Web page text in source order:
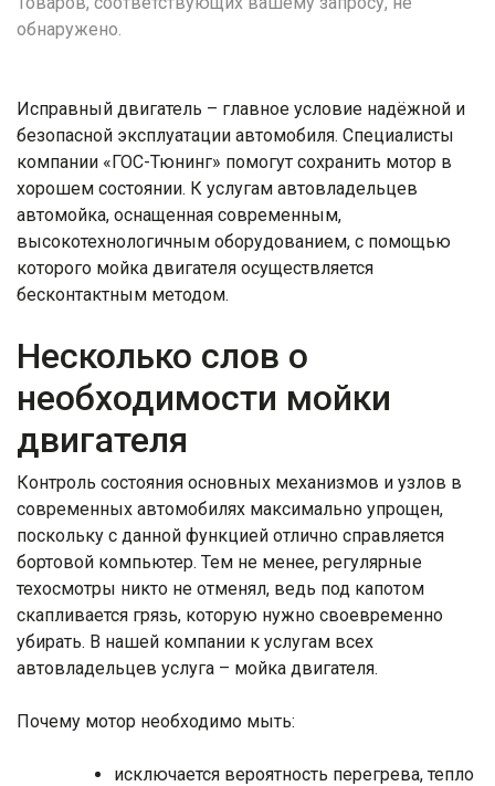
обнаружено.
Исправный двигатель – главное условие надёжной и
безопасной эксплуатации автомобиля. Специалисты
компании «ГОС-Тюнинг» помогут сохранить мотор в
хорошем состоянии. К услугам автовладельцев
автомойка, оснащенная современным,
высокотехнологичным оборудованием, с помощью
которого мойка двигателя осуществляется
бесконтактным методом.
Несколько слов о
необходимости мойки
двигателя
Контроль состояния основных механизмов и узлов в
современных автомобилях максимально упрощен,
поскольку с данной функцией отлично справляется
бортовой компьютер. Тем не менее, регулярные
техосмотры никто не отменял, ведь под капотом
скапливается грязь, которую нужно своевременно
убирать. В нашей компании к услугам всех
автовладельцев услуга – мойка двигателя.
Почему мотор необходимо мыть:
исключается вероятность перегрева, тепло